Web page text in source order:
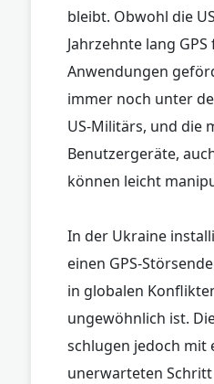
bleibt. Obwohl die
Jahrzehnte lang
Anwendungen
immer noch unter
US-Militärs, und die
Benutzergeräte,
können leicht
In der Ukraine
einen GPS-
in globalen
ungewöhnlich ist.
schlugen jedoch mit
unerwarteten